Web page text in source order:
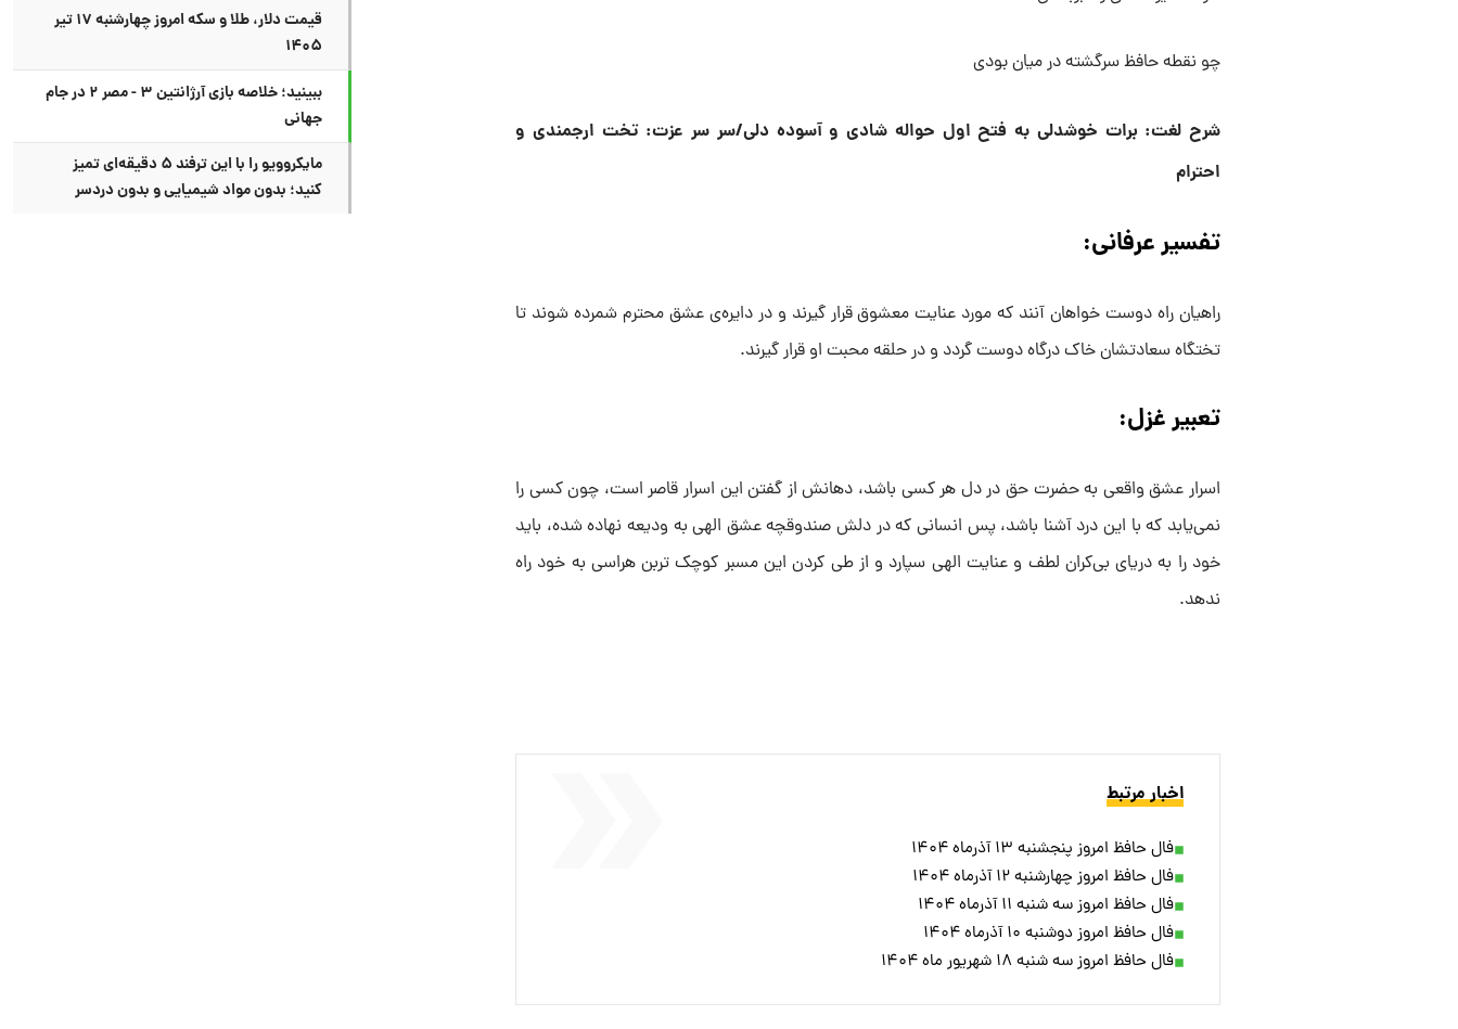
چو نقطه حافظ سرگشته در میان بودی
شرح لغت: برات خوشدلی به فتح اول حواله شادی و آسوده دلی/سر سر عزت: تخت ارجمندی و
احترام
تفسیر عرفانی:
راهیان راه دوست خواهان آنند که مورد عنایت معشوق قرار گیرند و در دایره‌ی عشق محترم شمرده شوند تا
تختگاه سعادتشان خاک درگاه دوست گردد و در حلقه محبت او قرار گیرند.
تعبیر غزل:
اسرار عشق واقعی به حضرت حق در دل هر کسی باشد، دهانش از گفتن این اسرار قاصر است، چون کسی را
نمی‌یابد که با این درد آشنا باشد، پس انسانی که در دلش صندوقچه عشق الهی به ودیعه نهاده شده، باید
خود را به دریای بی‌کران لطف و عنایت الهی سپارد و از طی کردن این مسبر کوچک تربن هراسی به خود راه
ندهد.
اخبار مرتبط
فال حافظ امروز پنجشنبه ۱۳ آذرماه ۱۴۰۴
فال حافظ امروز چهارشنبه ۱۲ آذرماه ۱۴۰۴
فال حافظ امروز سه شنبه ۱۱ آذرماه ۱۴۰۴
فال حافظ امروز دوشنبه ۱۰ آذرماه ۱۴۰۴
فال حافظ امروز سه شنبه ۱۸ شهریور ماه ۱۴۰۴
قیمت دلار، طلا و سکه امروز چهارشنبه ۱۷ تیر
۱۴۰۵
ببینید؛ خلاصه بازی آرژانتین ۳ - مصر ۲ در جام
جهانی
مایکروویو را با این ترفند ۵ دقیقه‌ای تمیز
کنید؛ بدون مواد شیمیایی و بدون دردسر